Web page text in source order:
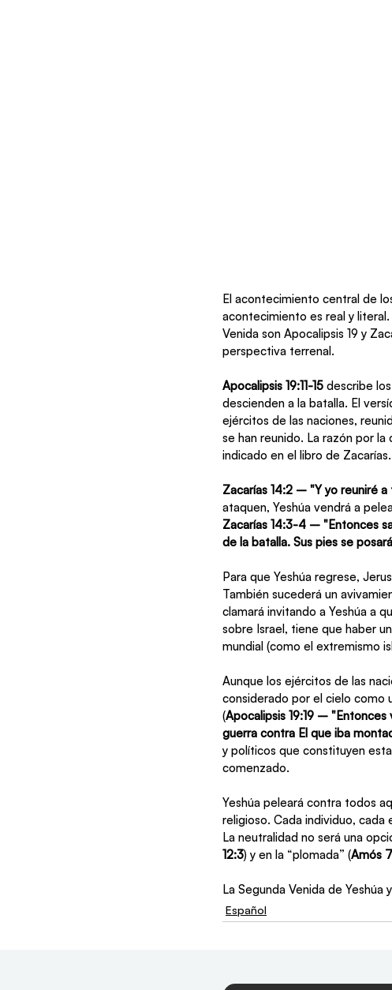
El acontecimiento central de
acontecimiento es real y
Venida son Apocalipsis 19 y
perspectiva terrenal.
Apocalipsis 19:11-15 describe
descienden a la batalla. El
ejércitos de las naciones,
se han reunido. La razón por
indicado en el libro de Zacarías.
Zacarías 14:2 – "Y yo reuniré
ataquen, Yeshúa vendrá a
Zacarías 14:3-4 – "Entonces
de la batalla. Sus pies se
Para que Yeshúa regrese,
También sucederá un
clamará invitando a Yeshúa a
sobre Israel, tiene que haber
mundial (como el extremismo
Aunque los ejércitos de las
considerado por el cielo como
(Apocalipsis 19:19 –
guerra contra El que iba
y políticos que constituyen
comenzado.
Yeshúa peleará contra todos
religioso. Cada individuo,
La neutralidad no será una
12:3) y en la “plomada” (Amós
La Segunda Venida de
Español